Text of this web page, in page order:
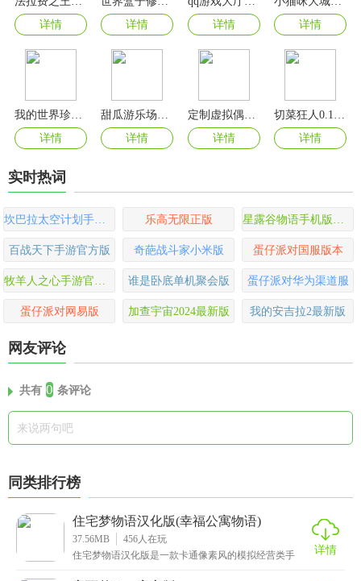
详情
详情
详情
详情
我的世界珍妮模组资源包
详情
甜瓜游乐场内置模组7723
详情
定制虚拟偶像2024最新版
详情
切菜狂人0.1折版
详情
实时热词
坎巴拉太空计划手机版 乐高无限正版 星露谷物语手机版中文版
百战天下手游官方版 奇葩战斗家小米版 蛋仔派对国服版本
牧羊人之心手游官方版 谁是卧底单机聚会版 蛋仔派对华为渠道服
蛋仔派对网易版 加查宇宙2024最新版 我的安吉拉2最新版
网友评论
共有 0 条评论
同类排行榜
住宅梦物语汉化版(幸福公寓物语)
37.56MB 456人在玩
住宅梦物语汉化版是一款卡通像素风的模拟经营类手
详情